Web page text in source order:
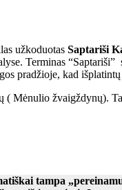
užkoduotas Saptariši
Terminas “Saptariši”
pradžioje, kad
Mėnulio žvaigždynų).
tampa